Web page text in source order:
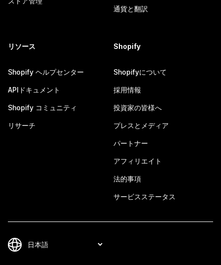
通貨と翻訳
リソース
Shopify ヘルプセンター
APIドキュメント
Shopify コミュニティ
リサーチ
Shopify
Shopifyについて
採用情報
投資家の皆様へ
プレスとメディア
パートナー
アフィリエイト
法的事項
サービスステータス